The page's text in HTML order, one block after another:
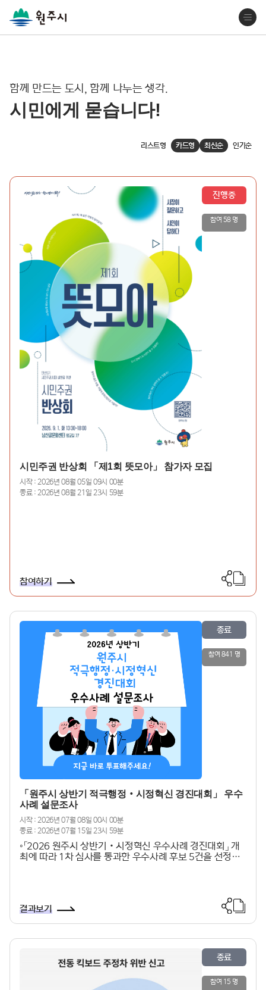
함께 만드는 도시, 함께 나누는 생각.
시민에게 묻습니다!
리스트형 카드형 최신순 인기순
진행중
참여 58 명
시민주권 반상회 「제1회 뜻모아」 참가자 모집
시작 : 2026년 08월 05일 09시 00분
종료 : 2026년 08월 21일 23시 59분
참여하기
종료
참여 841 명
「원주시 상반기 적극행정‧시정혁신 경진대회」 우수
사례 설문조사
시작 : 2026년 07월 08일 00시 00분
종료 : 2026년 07월 15일 23시 59분
◦「2026 원주시 상반기‧시정혁신 우수사례 경진대회」 개
최에 따라 1차 심사를 통과한 우수사례 후보 5건을 선정하
홈페이지 → 시민참여 → 적극행정 → 적극행정 우수사례 게
시판에서 확인 가능
결과보기
종료
참여 15 명